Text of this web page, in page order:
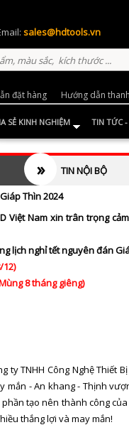
sales@hdtools.vn
đặt hàng Hướng dẫn
SẺ KINH NGHIỆM TIN TỨC -
»
TIN NỘI BỘ
Thìn 2024
Việt Nam xin trân trọng
lịch nghỉ tết nguyên đán
12)
8 tháng giêng)
ty TNHH Công Nghệ Thiết
mắn - An khang - Thịnh
tạo nên thành công
thắng lợi và may mắn!